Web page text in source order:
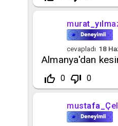
cevapladı 18
Almanya'dan
thumb_up_off_alt 0 thumb_down_off_alt 0